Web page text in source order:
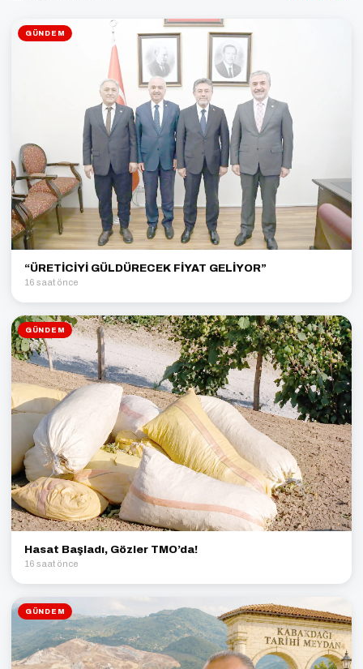
GÜNDEM
“ÜRETİCİYİ GÜLDÜRECEK FİYAT GELİYOR”
16 saat önce
GÜNDEM
Hasat Başladı, Gözler TMO’da!
16 saat önce
GÜNDEM